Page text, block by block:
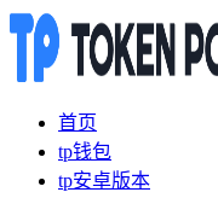
首页
tp钱包
tp安卓版本